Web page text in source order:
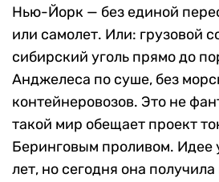
Нью-Йорк — без единой
или самолет. Или: грузовой
сибирский уголь прямо до
Анджелеса по суше, без
контейнеровозов. Это не
такой мир обещает проект
Беринговым проливом. Идее
лет, но сегодня она